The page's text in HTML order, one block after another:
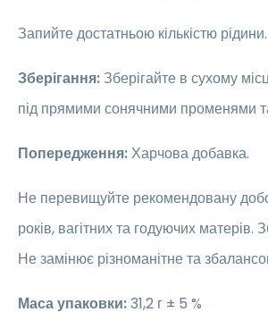
Запийте достатньою кількістю рідини.
Зберігання: Зберігайте в сухому
під прямими сонячними променями
Попередження:Харчова добавка.
Не перевищуйте рекомендовану
років, вагітних та годуючих матерів.
Не замінює різноманітне та
Маса упаковки:31,2 г ± 5 %